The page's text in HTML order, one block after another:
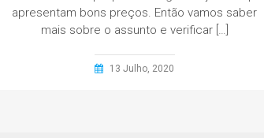
apresentam bons preços. Então vamos saber
mais sobre o assunto e verificar […]
13 Julho, 2020